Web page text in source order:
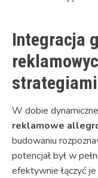
Integracja
W dobie
reklamowe
budowaniu
potencjał był w
efektywnie łączyć